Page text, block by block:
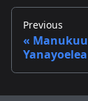
Previous
Manukuu
Yanayoelea